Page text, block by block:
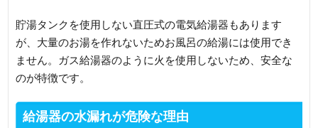
貯湯タンクを使用しない直圧式の電気給湯器もあります
が、大量のお湯を作れないためお風呂の給湯には使用でき
ません。ガス給湯器のように火を使用しないため、安全な
のが特徴です。
給湯器の水漏れが危険な理由